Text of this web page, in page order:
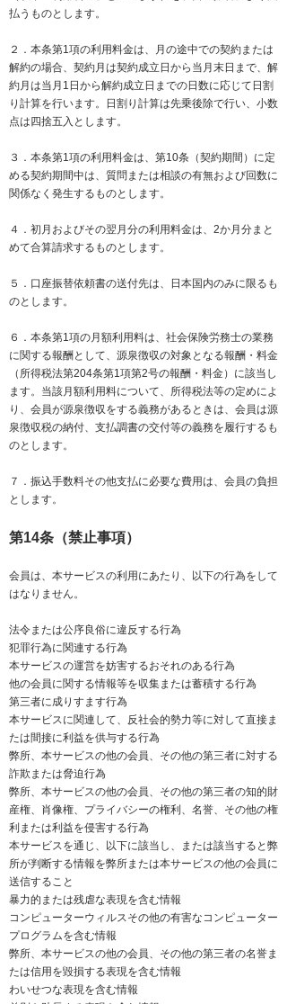
払うものとします。
２．本条第1項の利用料金は、月の途中での契約または
解約の場合、契約月は契約成立日から当月末日まで、解
約月は当月1日から解約成立日までの日数に応じて日割
り計算を行います。日割り計算は先乗後除で行い、小数
点は四捨五入とします。
３．本条第1項の利用料金は、第10条（契約期間）に定
める契約期間中は、質問または相談の有無および回数に
関係なく発生するものとします。
４．初月およびその翌月分の利用料金は、2か月分まと
めて合算請求するものとします。
５．口座振替依頼書の送付先は、日本国内のみに限るも
のとします。
６．本条第1項の月額利用料は、社会保険労務士の業務
に関する報酬として、源泉徴収の対象となる報酬・料金
（所得税法第204条第1項第2号の報酬・料金）に該当し
ます。当該月額利用料について、所得税法等の定めによ
り、会員が源泉徴収をする義務があるときは、会員は源
泉徴収税の納付、支払調書の交付等の義務を履行するも
のとします。
７．振込手数料その他支払に必要な費用は、会員の負担
とします。
第14条（禁止事項）
会員は、本サービスの利用にあたり、以下の行為をして
はなりません。
法令または公序良俗に違反する行為
犯罪行為に関連する行為
本サービスの運営を妨害するおそれのある行為
他の会員に関する情報等を収集または蓄積する行為
第三者に成りすます行為
本サービスに関連して、反社会的勢力等に対して直接ま
たは間接に利益を供与する行為
弊所、本サービスの他の会員、その他の第三者に対する
詐欺または脅迫行為
弊所、本サービスの他の会員、その他の第三者の知的財
産権、肖像権、プライバシーの権利、名誉、その他の権
利または利益を侵害する行為
本サービスを通じ、以下に該当し、または該当すると弊
所が判断する情報を弊所または本サービスの他の会員に
送信すること
暴力的または残虐な表現を含む情報
コンピューターウィルスその他の有害なコンピューター
プログラムを含む情報
弊所、本サービスの他の会員、その他の第三者の名誉ま
たは信用を毀損する表現を含む情報
わいせつな表現を含む情報